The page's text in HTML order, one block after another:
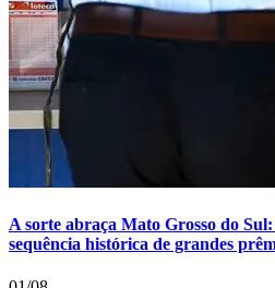
A sorte abraça Mato Grosso do
sequência histórica de grandes